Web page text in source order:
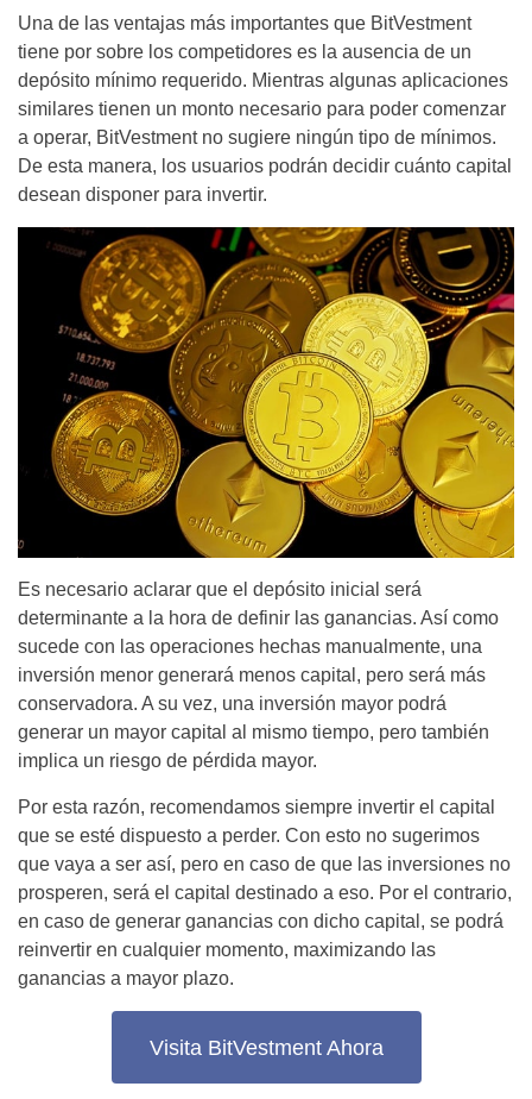
Una de las ventajas más importantes que BitVestment
tiene por sobre los competidores es la ausencia de un
depósito mínimo requerido. Mientras algunas aplicaciones
similares tienen un monto necesario para poder comenzar
a operar, BitVestment no sugiere ningún tipo de mínimos.
De esta manera, los usuarios podrán decidir cuánto capital
desean disponer para invertir.
Es necesario aclarar que el depósito inicial será
determinante a la hora de definir las ganancias. Así como
sucede con las operaciones hechas manualmente, una
inversión menor generará menos capital, pero será más
conservadora. A su vez, una inversión mayor podrá
generar un mayor capital al mismo tiempo, pero también
implica un riesgo de pérdida mayor.
Por esta razón, recomendamos siempre invertir el capital
que se esté dispuesto a perder. Con esto no sugerimos
que vaya a ser así, pero en caso de que las inversiones no
prosperen, será el capital destinado a eso. Por el contrario,
en caso de generar ganancias con dicho capital, se podrá
reinvertir en cualquier momento, maximizando las
ganancias a mayor plazo.
Visita BitVestment Ahora